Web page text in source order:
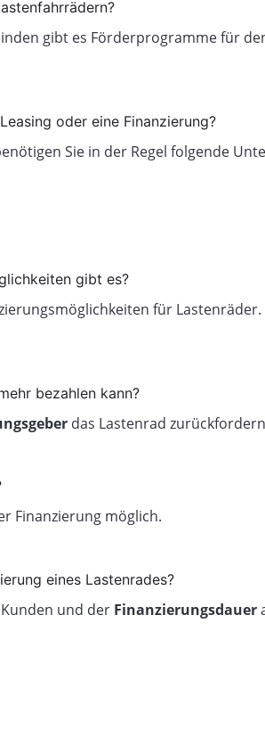
gibt es Förderprogramme für
oder eine Finanzierung?
Sie in der Regel folgende
gibt es?
für
bezahlen kann?
das Lastenrad
Finanzierung möglich.
eines Lastenrades?
und der Finanzierungsdauer